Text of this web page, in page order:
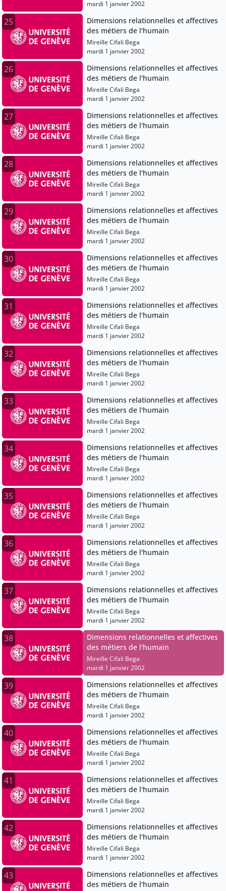
mardi 1 janvier 2002
25
Dimensions relationnelles et affectives
des métiers de l'humain
Mireille Cifali Bega
mardi 1 janvier 2002
26
Dimensions relationnelles et affectives
des métiers de l'humain
Mireille Cifali Bega
mardi 1 janvier 2002
27
Dimensions relationnelles et affectives
des métiers de l'humain
Mireille Cifali Bega
mardi 1 janvier 2002
28
Dimensions relationnelles et affectives
des métiers de l'humain
Mireille Cifali Bega
mardi 1 janvier 2002
29
Dimensions relationnelles et affectives
des métiers de l'humain
Mireille Cifali Bega
mardi 1 janvier 2002
30
Dimensions relationnelles et affectives
des métiers de l'humain
Mireille Cifali Bega
mardi 1 janvier 2002
31
Dimensions relationnelles et affectives
des métiers de l'humain
Mireille Cifali Bega
mardi 1 janvier 2002
32
Dimensions relationnelles et affectives
des métiers de l'humain
Mireille Cifali Bega
mardi 1 janvier 2002
33
Dimensions relationnelles et affectives
des métiers de l'humain
Mireille Cifali Bega
mardi 1 janvier 2002
34
Dimensions relationnelles et affectives
des métiers de l'humain
Mireille Cifali Bega
mardi 1 janvier 2002
35
Dimensions relationnelles et affectives
des métiers de l'humain
Mireille Cifali Bega
mardi 1 janvier 2002
36
Dimensions relationnelles et affectives
des métiers de l'humain
Mireille Cifali Bega
mardi 1 janvier 2002
37
Dimensions relationnelles et affectives
des métiers de l'humain
Mireille Cifali Bega
mardi 1 janvier 2002
38
Dimensions relationnelles et affectives
des métiers de l'humain
Mireille Cifali Bega
mardi 1 janvier 2002
39
Dimensions relationnelles et affectives
des métiers de l'humain
Mireille Cifali Bega
mardi 1 janvier 2002
40
Dimensions relationnelles et affectives
des métiers de l'humain
Mireille Cifali Bega
mardi 1 janvier 2002
41
Dimensions relationnelles et affectives
des métiers de l'humain
Mireille Cifali Bega
mardi 1 janvier 2002
42
Dimensions relationnelles et affectives
des métiers de l'humain
Mireille Cifali Bega
mardi 1 janvier 2002
43
Dimensions relationnelles et affectives
des métiers de l'humain